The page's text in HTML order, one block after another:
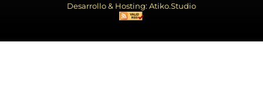
Desarrollo & Hosting: Atiko.Studio